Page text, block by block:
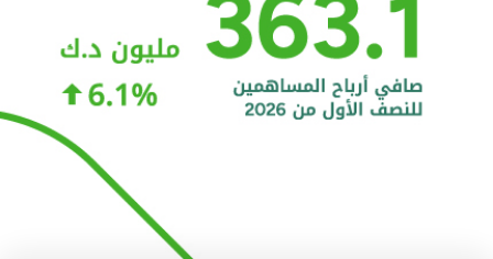
خدمة "بيتك" للتداول الإلكتروني
البطاقات
"برامج العملاء"